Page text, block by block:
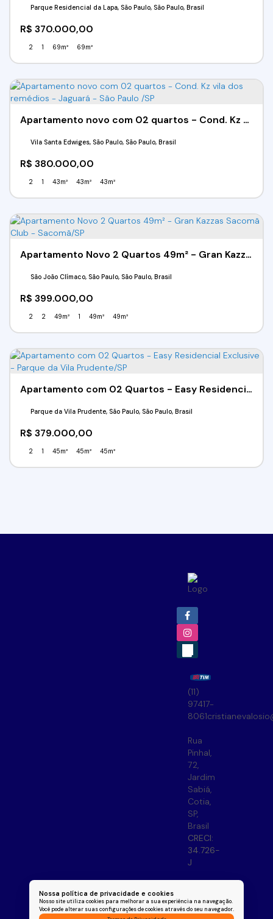
Nossa política de privacidade e cookies
Nosso site utiliza cookies para melhorar a sua experiência na navegação.
Você pode alterar suas configurações de cookies através do seu navegador.
R$ 370.000,00
Parque Residencial da Lapa, São Paulo, São Paulo, Brasil
2 1 69m² 69m²
Apartamento novo com 02 quartos - Cond. Kz vila dos remédios - Jaguará - São Paulo /SP
R$ 380.000,00
Vila Santa Edwiges, São Paulo, São Paulo, Brasil
2 1 43m² 43m² 43m²
Apartamento Novo 2 Quartos 49m² - Gran Kazzas Sacomã Club - Sacomã/SP
R$ 399.000,00
São João Clímaco, São Paulo, São Paulo, Brasil
2 2 49m² 1 49m² 49m²
Apartamento com 02 Quartos - Easy Residencial Exclusive - Parque da Vila Prudente/SP
R$ 379.000,00
Parque da Vila Prudente, São Paulo, São Paulo, Brasil
2 1 45m² 45m² 45m²
(11)
97417-
8061
Rua
Pinhal,
72,
Jardim
Sabiá,
Cotia,
SP,
Brasil
CRECI:
34.726-
J